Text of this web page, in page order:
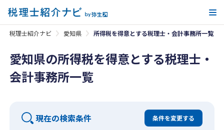
税理士紹介ナビ 愛知県 所得税を得意とする税理士・会計事務所一覧
愛知県の所得税を得意とする税理士・
会計事務所一覧
現在の検索条件 条件を変更する